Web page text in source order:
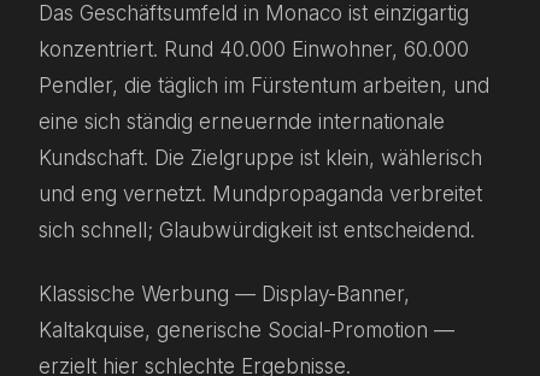
Das Geschäftsumfeld in Monaco ist einzigartig
konzentriert. Rund 40.000 Einwohner, 60.000
Pendler, die täglich im Fürstentum arbeiten, und
eine sich ständig erneuernde internationale
Kundschaft. Die Zielgruppe ist klein, wählerisch
und eng vernetzt. Mundpropaganda verbreitet
sich schnell; Glaubwürdigkeit ist entscheidend.
Klassische Werbung — Display-Banner,
Kaltakquise, generische Social-Promotion —
erzielt hier schlechte Ergebnisse.